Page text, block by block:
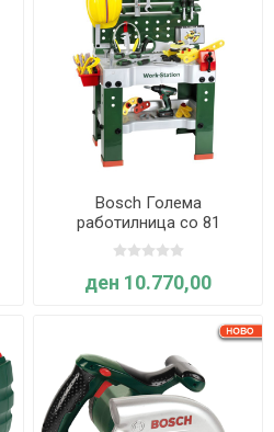
Bosch Голема
работилница со 81
елемент - Klein
ден 10.770,00